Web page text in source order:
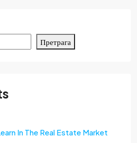
Претрага
In The Real Estate Market